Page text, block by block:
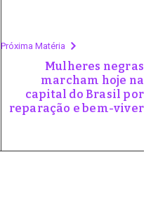
Próxima Matéria
Mulheres negras
marcham hoje na
capital do Brasil por
reparação e bem-viver